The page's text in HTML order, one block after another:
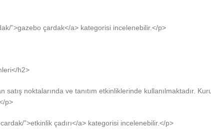
”>gazebo çardak</a> kategorisi incelenebilir.</p>
h2>
noktalarında ve tanıtım etkinliklerinde kullanılmaktadır.
p>
”>etkinlik çadırı</a> kategorisi incelenebilir.</p>